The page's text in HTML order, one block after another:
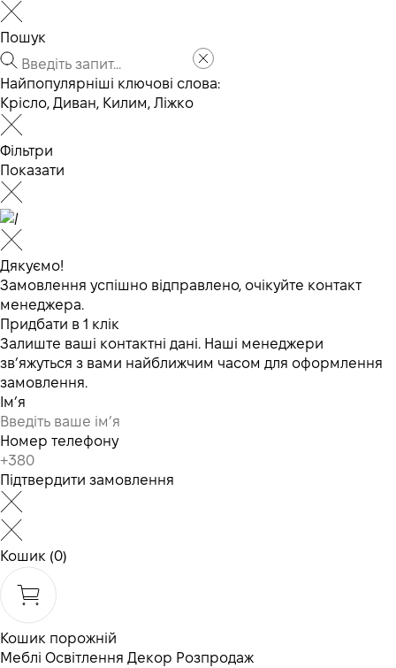
Пошук
Найпопулярніші ключові слова:
Крісло, Диван, Килим, Ліжко
Фільтри
Показати
Дякуємо!
Замовлення успішно відправлено, очікуйте контакт
менеджера.
Придбати в 1 клік
Залиште ваші контактні дані. Наші менеджери
зв’яжуться з вами найближчим часом для оформлення
замовлення.
Ім’я
Номер телефону
Підтвердити замовлення
Кошик (0)
Кошик порожній
Меблі Освітлення Декор Розпродаж